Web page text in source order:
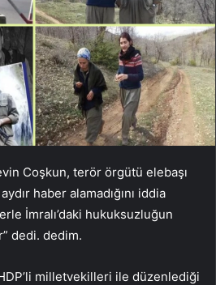
Coşkun, terör örgütü elebaşı
haber alamadığını iddia
İmralı’daki hukuksuzluğun
dedi. dedim.
milletvekilleri ile düzenlediği